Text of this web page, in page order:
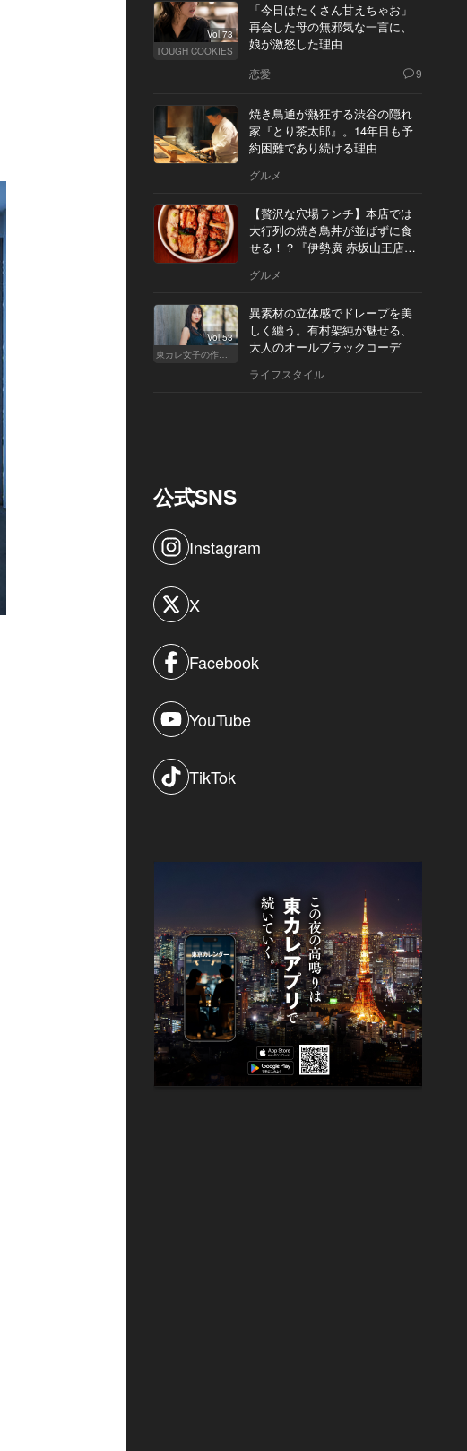
Vol.73
TOUGH COOKIES
「今日はたくさん甘えちゃお」
再会した母の無邪気な一言に、
娘が激怒した理由
恋愛 9
焼き鳥通が熱狂する渋谷の隠れ
家『とり茶太郎』。14年目も予
約困難であり続ける理由
グルメ
【贅沢な穴場ランチ】本店では
大行列の焼き鳥丼が並ばずに食
せる！？『伊勢廣 赤坂山王店』
グルメ
Vol.53
東カレ女子の作り方
異素材の立体感でドレープを美
しく纏う。有村架純が魅せる、
大人のオールブラックコーデ
ライフスタイル
公式SNS
Instagram
X
Facebook
YouTube
TikTok